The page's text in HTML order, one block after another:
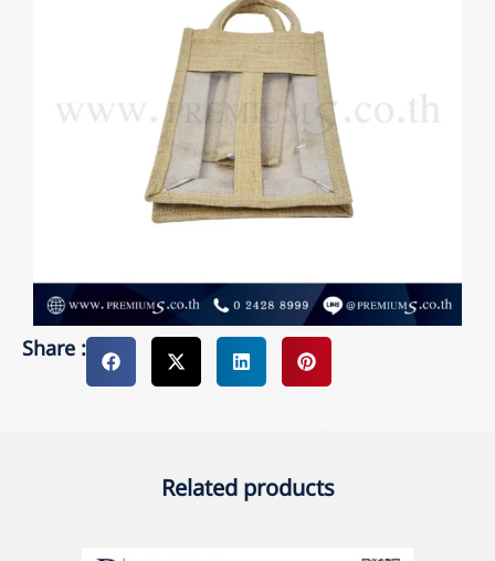
Share :
Related products